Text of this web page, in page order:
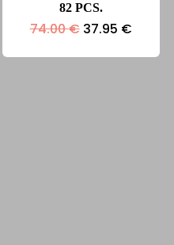
82 PCS.
74.00€ Le
initial
37.95 €Le
actuel